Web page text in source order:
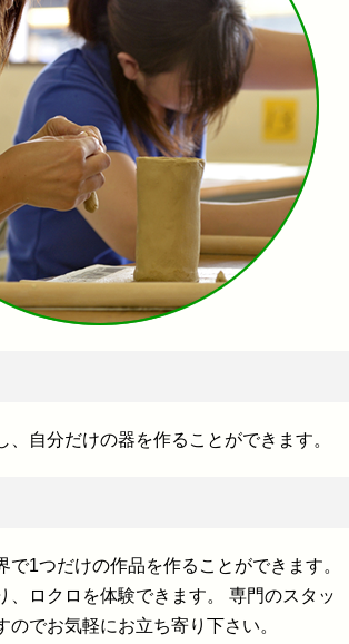
、自分だけの器を作ることができます。
で1つだけの作品を作ることができます。
、ロクロを体験できます。 専門のスタッ
のでお気軽にお立ち寄り下さい。